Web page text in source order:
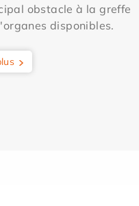
obstacle à la greffe
disponibles.